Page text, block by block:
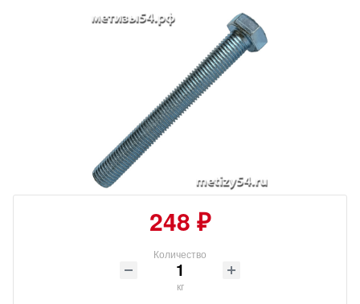
248 ₽
Количество
кг